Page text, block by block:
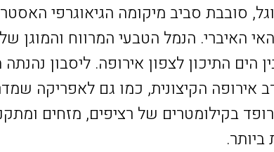
סובבת סביב מיקומה הגיאוגרפי
האיברי. הנמל הטבעי המרווח והמוגן
התיכון לצפון אירופה. ליסבון נהנתה
אירופה הקיצונית, כמו גם לאפריקה
בקילומטרים של רציפים, מזחים